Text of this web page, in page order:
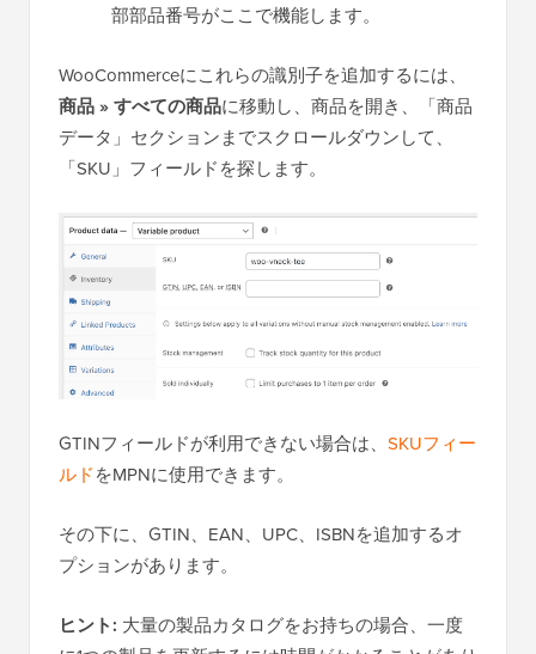
部部品番号がここで機能します。
WooCommerceにこれらの識別子を追加するには、
商品 » すべての商品に移動し、商品を開き、「商品
データ」セクションまでスクロールダウンして、
「SKU」フィールドを探します。
GTINフィールドが利用できない場合は、 SKUフィー
ルドをMPNに使用できます。
その下に、GTIN、EAN、UPC、ISBNを追加するオ
プションがあります。
ヒント: 大量の製品カタログをお持ちの場合、一度